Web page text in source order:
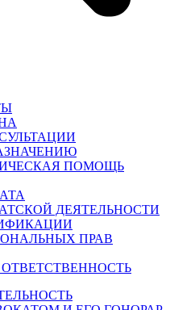
ПОМОЩЬ
ДЕЯТЕЛЬНОСТИ
ПРАВ